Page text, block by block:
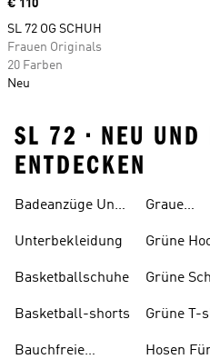
Price
€ 110
SL 72 OG SCHUH
Frauen Originals
20 Farben
Neu
SL 72 • NEU UND
ENTDECKEN
Badeanzüge Und
Unterbekleidung
Basketballschuhe
Basketball-shorts
Bauchfreie
Graue
Grüne
Grüne
Grüne T-
Hosen